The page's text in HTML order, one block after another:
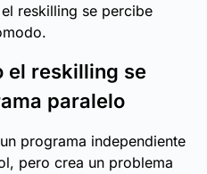
reskilling se percibe
el reskilling se
paralelo
programa independiente
pero crea un problema